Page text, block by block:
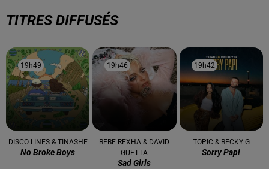
TITRES DIFFUSÉS
19h49
19h49
DISCO LINES & TINASHE
No Broke Boys
19h46
19h46
BEBE REXHA & DAVID
GUETTA
Sad Girls
19h42
19h42
TOPIC & BECKY G
Sorry Papi